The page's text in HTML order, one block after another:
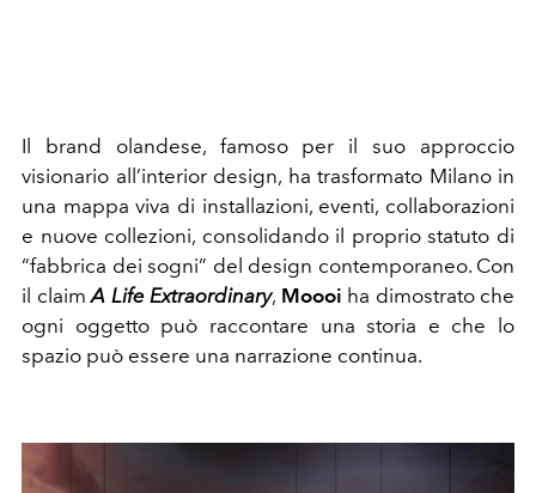
Il brand olandese, famoso per il suo approccio
visionario all’interior design, ha trasformato Milano in
una mappa viva di installazioni, eventi, collaborazioni
e nuove collezioni, consolidando il proprio statuto di
“fabbrica dei sogni” del design contemporaneo. Con
il claimA Life Extraordinary, Moooi ha dimostrato che
ogni oggetto può raccontare una storia e che lo
spazio può essere una narrazione continua.